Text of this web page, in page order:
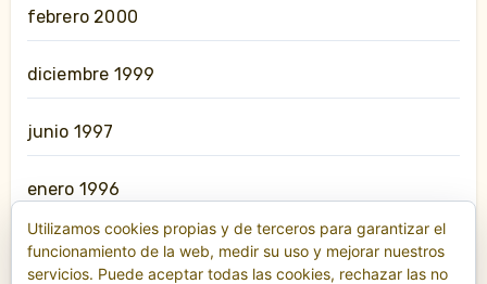
febrero 2000
diciembre 1999
junio 1997
enero 1996
febrero 1993
Utilizamos cookies propias y de terceros para garantizar el
funcionamiento de la web, medir su uso y mejorar nuestros
servicios. Puede aceptar todas las cookies, rechazar las no